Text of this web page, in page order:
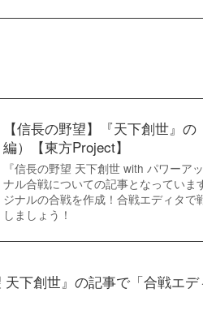
【信長の野望】『天下創世』
編）【東方Project】
『信長の野望 天下創世 with パワーア
ナル合戦についての記事となっていま
ジナルの合戦を作成！合戦エディタ
しましょう！
下創世』の記事で「合戦エ